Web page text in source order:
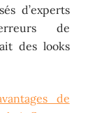
d’experts
de
des looks
de